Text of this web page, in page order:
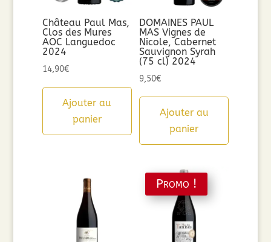
Château Paul Mas,
Clos des Mures
AOC Languedoc
2024
14,90€
Ajouter au
panier
DOMAINES PAUL
MAS Vignes de
Nicole, Cabernet
Sauvignon Syrah
(75 cl) 2024
9,50€
Ajouter au
panier
Promo !